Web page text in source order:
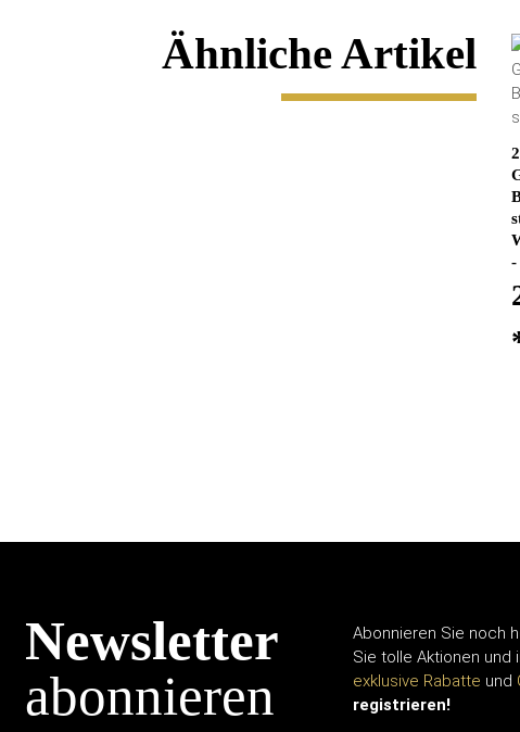
Ähnliche Artikel
-
Newsletter
abonnieren
Abonnieren Sie noch
Sie tolle Aktionen und
exklusive Rabatte und
registrieren!